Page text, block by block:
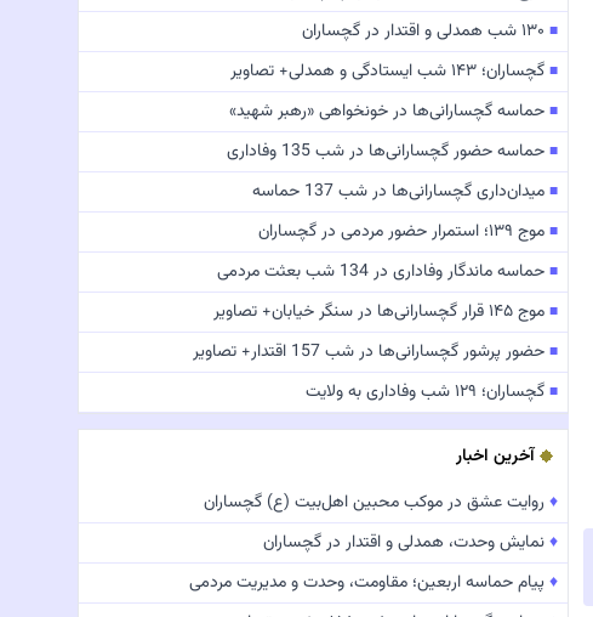
■ ۱۳۰ شب همدلی و اقتدار در گچساران
■ گچساران؛ ۱۴۳ شب ایستادگی و همدلی+ تصاویر
■ حماسه گچسارانی‌ها در خونخواهی «رهبر شهید»
■ حماسه حضور گچسارانی‌ها در شب 135 وفاداری
■ میدان‌داری گچسارانی‌ها در شب 137 حماسه
■ موج ۱۳۹؛ استمرار حضور مردمی در گچساران
■ حماسه ماندگار وفاداری در 134 شب بعثت مردمی
■ موج ۱۴۵ قرار گچسارانی‌ها در سنگر خیابان+ تصاویر
■ حضور پرشور گچسارانی‌ها در شب 157 اقتدار+ تصاویر
■ گچساران؛ ۱۲۹ شب وفاداری به ولایت
آخرین اخبار
♦ روایت عشق در موکب محبین اهل‌بیت (ع) گچساران
♦نمایش وحدت، همدلی و اقتدار در گچساران
♦ پیام حماسه اربعین؛ مقاومت، وحدت و مدیریت مردمی